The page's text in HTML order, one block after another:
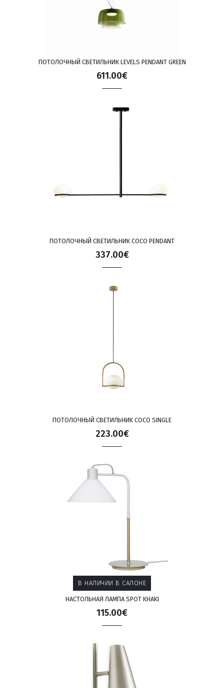
ПОТОЛОЧНЫЙ СВЕТИЛЬНИК LEVELS PENDANT GREEN
611.00€
ПОТОЛОЧНЫЙ СВЕТИЛЬНИК COCO PENDANT
337.00€
ПОТОЛОЧНЫЙ СВЕТИЛЬНИК COCO SINGLE
223.00€
В НАЛИЧИИ В САЛОНЕ
НАСТОЛЬНАЯ ЛАМПА SPOT KHAKI
115.00€